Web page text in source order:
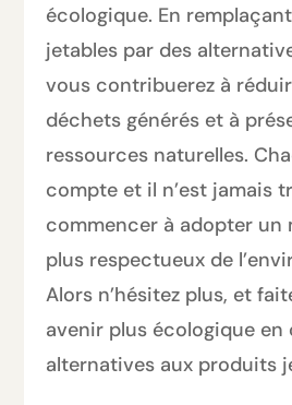
écologique. En
jetables par des
vous contribuerez à
déchets générés et à
ressources naturelles.
compte et il n’est jamais
commencer à adopter un
plus respectueux de
Alors n’hésitez plus, et
avenir plus écologique
alternatives aux produits